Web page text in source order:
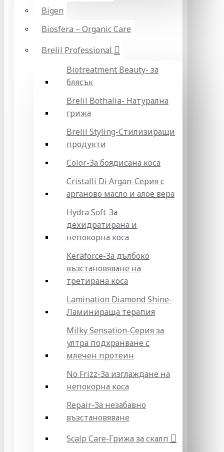
Bigen
Biosfera – Organic Care
Brelil Professional
Biotreatment Beauty- за
блясък
Brelil Bothalia- Натурална
грижа
Brelil Styling-Стилизиращи
продукти
Color-За боядисана коса
Cristalli Di Argan-Серия с
арганово масло и алое вера
Hydra Soft-За
дехидратирана и
непокорна коса
Keraforce-За дълбоко
възстановяване на
третирана коса
Lamination Diamond Shine-
Ламинираща терапия
Milky Sensation-Серия за
ултра подхранване с
млечен протеин
No Frizz-За изглаждане на
непокорна коса
Repair-За незабавно
възстановяване
Scalp Care-Грижа за скалп